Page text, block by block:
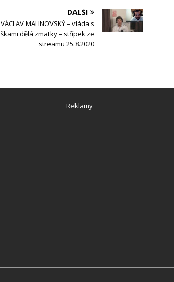
DALŠÍ
VÁCLAV MALINOVSKÝ – vláda s
dělá zmatky – střípek ze
streamu 25.8.2020
Reklamy